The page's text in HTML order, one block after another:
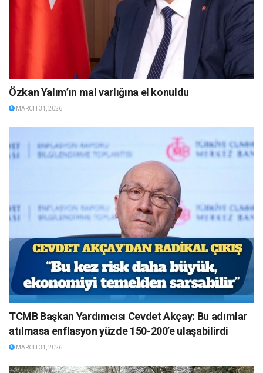
Özkan Yalım’ın mal varlığına el konuldu
MARCH 31, 2026
TCMB Başkan Yardımcısı Cevdet Akçay: Bu adımlar
atılmasa enflasyon yüzde 150-200’e ulaşabilirdi
MARCH 31, 2026